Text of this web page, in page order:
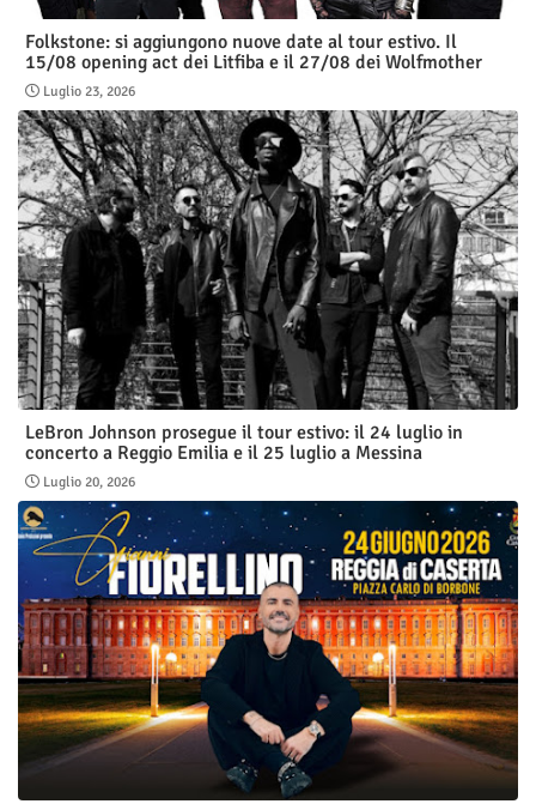
Folkstone: si aggiungono nuove date al tour estivo. Il
15/08 opening act dei Litfiba e il 27/08 dei Wolfmother
Luglio 23, 2026
LeBron Johnson prosegue il tour estivo: il 24 luglio in
concerto a Reggio Emilia e il 25 luglio a Messina
Luglio 20, 2026